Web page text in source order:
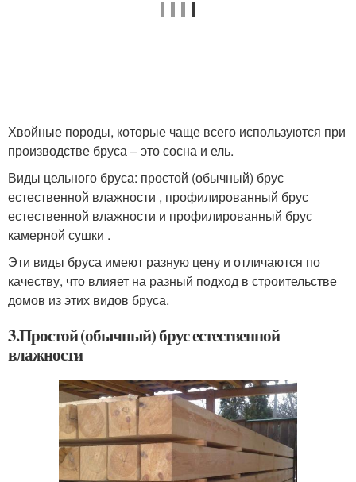
Хвойные породы, которые чаще всего используются при
производстве бруса – это сосна и ель.
Виды цельного бруса: простой (обычный) брус
естественной влажности , профилированный брус
естественной влажности и профилированный брус
камерной сушки .
Эти виды бруса имеют разную цену и отличаются по
качеству, что влияет на разный подход в строительстве
домов из этих видов бруса.
3.Простой (обычный) брус естественной
влажности